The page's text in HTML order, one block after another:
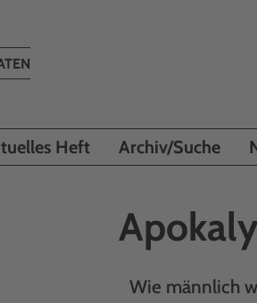
Heft Archiv/Suche
Wie männlich